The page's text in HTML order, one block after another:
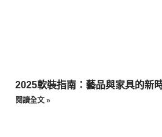
2025軟裝指南：藝品與家具的新
閱讀全文 »